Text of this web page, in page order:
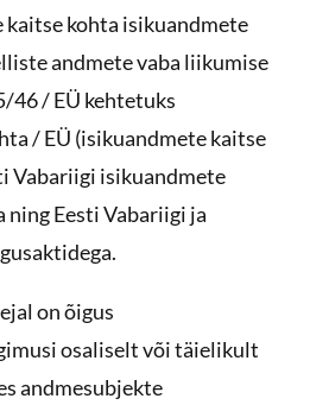
kohta isikuandmete
andmete vaba liikumise
46 / EÜ kehtetuks
/ EÜ (isikuandmete kaitse
Vabariigi isikuandmete
ning Eesti Vabariigi ja
on õigus
osaliselt või täielikult
andmesubjekte